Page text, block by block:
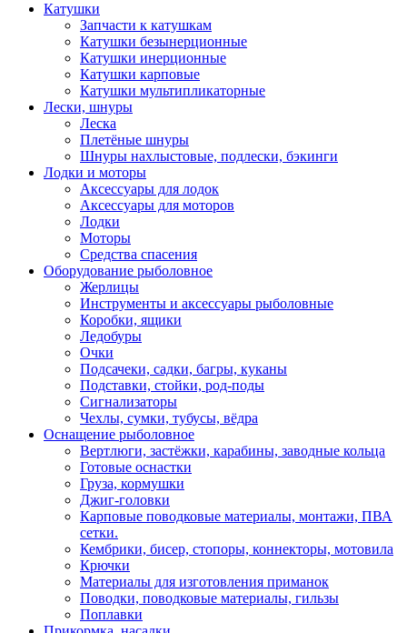
Катушки
Запчасти к катушкам
Катушки безынерционные
Катушки инерционные
Катушки карповые
Катушки мультипликаторные
Лески, шнуры
Леска
Плетёные шнуры
Шнуры нахлыстовые, подлески, бэкинги
Лодки и моторы
Аксессуары для лодок
Аксессуары для моторов
Лодки
Моторы
Средства спасения
Оборудование рыболовное
Жерлицы
Инструменты и аксессуары рыболовные
Коробки, ящики
Ледобуры
Очки
Подсачеки, садки, багры, куканы
Подставки, стойки, род-поды
Сигнализаторы
Чехлы, сумки, тубусы, вёдра
Оснащение рыболовное
Вертлюги, застёжки, карабины, заводные кольца
Готовые оснастки
Груза, кормушки
Джиг-головки
Карповые поводковые материалы, монтажи, ПВА
сетки.
Кембрики, бисер, стопоры, коннекторы, мотовила
Крючки
Материалы для изготовления приманок
Поводки, поводковые материалы, гильзы
Поплавки